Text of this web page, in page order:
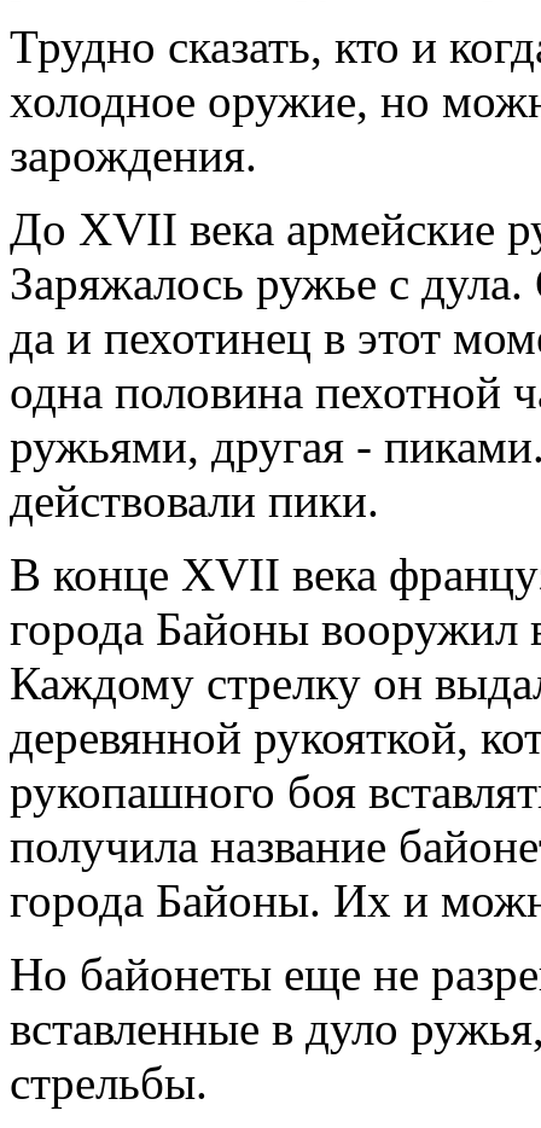
Трудно сказать, кто и
холодное оружие, но
зарождения.
До XVII века армейские
Заряжалось ружье с
да и пехотинец в этот
одна половина пехотной
ружьями, другая -
действовали пики.
В конце XVII века
города Байоны
Каждому стрелку он
деревянной рукояткой,
рукопашного боя
получила название
города Байоны. Их и
Но байонеты еще не
вставленные в дуло
стрельбы.